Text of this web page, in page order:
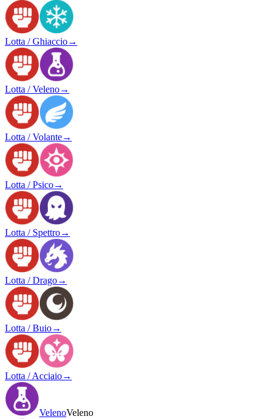
Lotta / Ghiaccio→
Lotta / Veleno→
Lotta / Volante→
Lotta / Psico→
Lotta / Spettro→
Lotta / Drago→
Lotta / Buio→
Lotta / Acciaio→
VelenoVeleno